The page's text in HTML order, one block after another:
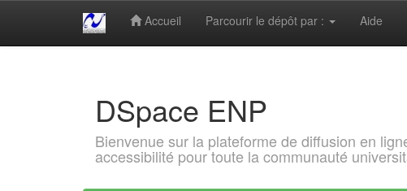
Accueil Parcourir le dépôt par : Aide
DSpace ENP
Bienvenue sur la plateforme de diffusion en
accessibilité pour toute la communauté